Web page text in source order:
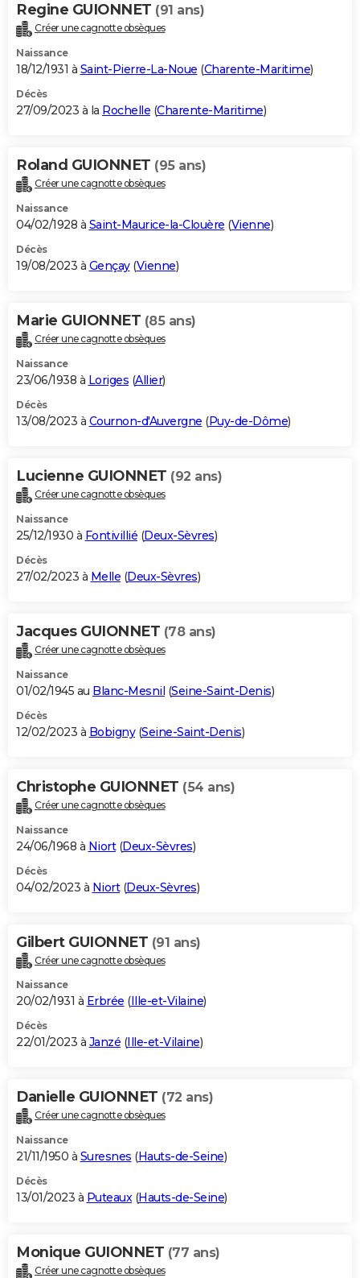
Regine GUIONNET (91 ans)
Créer une cagnotte obsèques
Naissance
18/12/1931 à Saint-Pierre-La-Noue (Charente-Maritime)
Décès
27/09/2023 à la Rochelle (Charente-Maritime)
Roland GUIONNET (95 ans)
Créer une cagnotte obsèques
Naissance
04/02/1928 à Saint-Maurice-la-Clouère (Vienne)
Décès
19/08/2023 à Gençay(Vienne)
Marie GUIONNET (85 ans)
Créer une cagnotte obsèques
Naissance
23/06/1938 à Loriges (Allier)
Décès
13/08/2023 à Cournon-d'Auvergne (Puy-de-Dôme)
Lucienne GUIONNET (92 ans)
Créer une cagnotte obsèques
Naissance
25/12/1930 à Fontivillié (Deux-Sèvres)
Décès
27/02/2023 à Melle (Deux-Sèvres)
Jacques GUIONNET (78 ans)
Créer une cagnotte obsèques
Naissance
01/02/1945 au Blanc-Mesnil (Seine-Saint-Denis)
Décès
12/02/2023 à Bobigny(Seine-Saint-Denis)
Christophe GUIONNET (54 ans)
Créer une cagnotte obsèques
Naissance
24/06/1968 à Niort(Deux-Sèvres)
Décès
04/02/2023 à Niort(Deux-Sèvres)
Gilbert GUIONNET (91 ans)
Créer une cagnotte obsèques
Naissance
20/02/1931 à Erbrée (Ille-et-Vilaine)
Décès
22/01/2023 à Janzé (Ille-et-Vilaine)
Danielle GUIONNET (72 ans)
Créer une cagnotte obsèques
Naissance
21/11/1950 à Suresnes (Hauts-de-Seine)
Décès
13/01/2023 à Puteaux(Hauts-de-Seine)
Monique GUIONNET (77 ans)
Créer une cagnotte obsèques